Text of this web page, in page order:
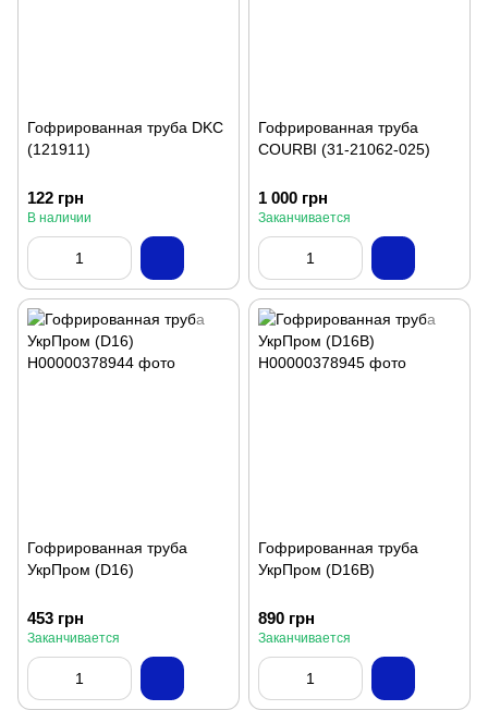
Гофрированная труба DKC
(121911)
122 грн
В наличии
Гофрированная труба
COURBI (31-21062-025)
1 000 грн
Заканчивается
Гофрированная труба
УкрПром (D16)
453 грн
Заканчивается
Гофрированная труба
УкрПром (D16B)
890 грн
Заканчивается